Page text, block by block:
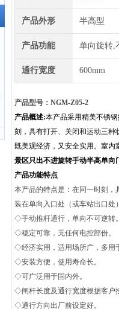
产品外形 半高型
产品功能 单向旋转,
通行宽度 600mm
产品型号：NGM-Z05-2
产品概述:本产品采用精美不锈
刻，具有打开、关闭和运动三种
既美观经济，又安全实用。室内
景区只出不进旋转手动半高单向
产品功能特点
本产品的特点是：在同一时刻，
装在单向入口处（或车站出口处
◇手动推杆通行，单向不可逆转
◇稳定可靠，无任何电控部份。
◇经济实用，适用场所广，多用
◇安装方便，使用寿命长。
◇可广泛用于国内外。
◇闸杆长度及通行宽度根据客户
◇通行方向出厂前设定好。